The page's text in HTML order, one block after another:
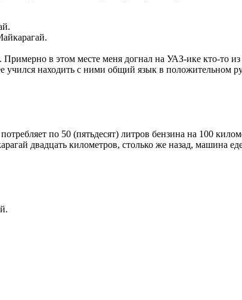
в этом месте меня догнал на УАЗ-ике кто-то из
находить с ними общий язык в положительном
по 50 (пятьдесят) литров бензина на 100
двадцать километров, столько же назад, машина